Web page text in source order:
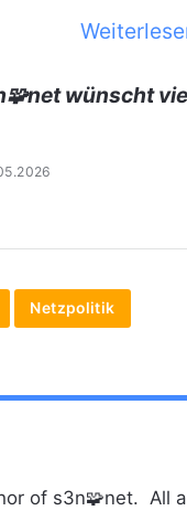
wünscht
Netzpolitik
of s3n🧩net. All